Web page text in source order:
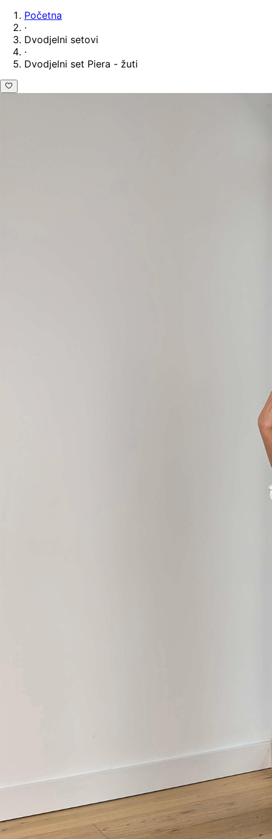
Početna
·
Dvodjelni setovi
·
Dvodjelni set Piera - žuti